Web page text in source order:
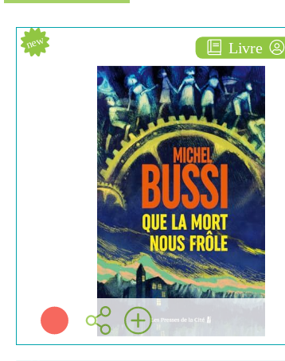
Livre
new
Que la mort nous frôle
ROMAN POLICIER
Michel BUSSI
Les presses de la cité (
Paris - 2026 )
Plus d'infos
Pagination